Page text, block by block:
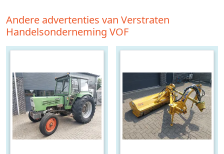
Andere advertenties van Verstraten
Handelsonderneming VOF